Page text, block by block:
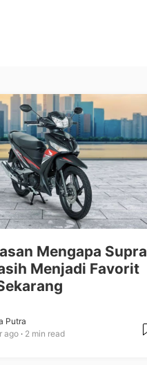
Mengapa Supra
Menjadi Favorit
Putra
ago
2 min read